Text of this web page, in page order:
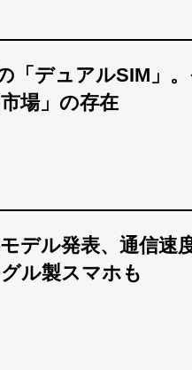
「デュアルSIM」
場」の存在
デル発表、通信速
ル製スマホも